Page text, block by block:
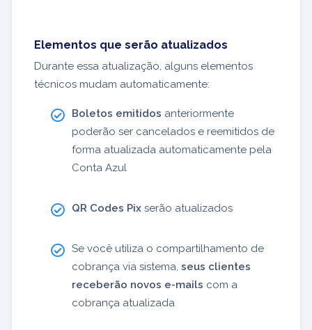
Elementos que serão atualizados
Durante essa atualização, alguns elementos
técnicos mudam automaticamente:
Boletos emitidos anteriormente
poderão ser cancelados e reemitidos de
forma atualizada automaticamente pela
Conta Azul
QR Codes Pix serão atualizados
Se você utiliza o compartilhamento de
cobrança via sistema, seus clientes
receberão novos e-mails com a
cobrança atualizada